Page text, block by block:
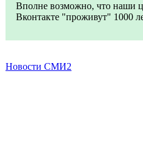
Вполне возможно, что наши
Вконтакте "проживут" 1000
Новости СМИ2